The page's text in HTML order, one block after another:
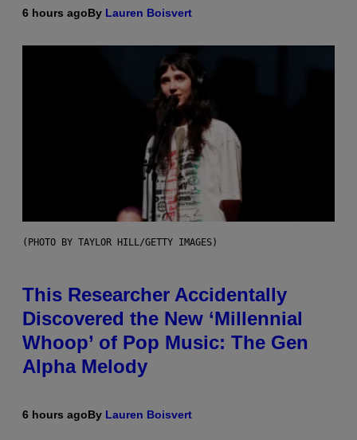
6 hours agoBy Lauren Boisvert
(PHOTO BY TAYLOR HILL/GETTY IMAGES)
This Researcher Accidentally
Discovered the New ‘Millennial
Whoop’ of Pop Music: The Gen
Alpha Melody
6 hours agoBy Lauren Boisvert